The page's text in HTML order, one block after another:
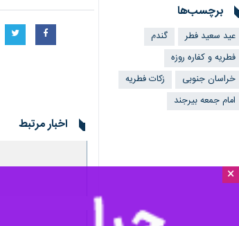
×
برچسب‌ها
عید سعید فطر
گندم
فطریه و کفاره روزه
خراسان جنوبی
زکات فطریه
امام جمعه بیرجند
اخبار مرتبط